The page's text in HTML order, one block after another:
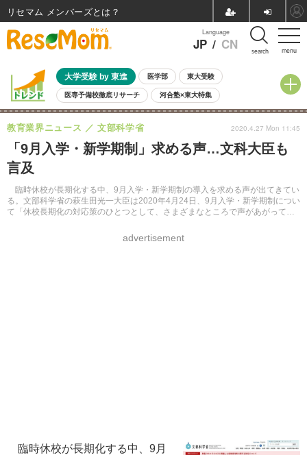
menu
Language
JP / CN search
大学受験 by 東進 医学部 東大受験
医専予備校徹底リサーチ 河合塾×東大特集
親子で考える大学選び 高校受験 中学受験 小学校受験
共通テスト 夏休み 8月開催学校説明会・相談会
8月開催イベント・WS 全国公立高校 過去問 人気記事
自由研究教材（小学生向け）
「9月入学・新学期制」求める声…文科大臣も
言及
臨時休校が長期化する中、9月入学・新学期制の導入を求める声が出てきてい
る。文部科学省の萩生田光一大臣は2020年4月24日、9月入学・新学期制につい
て「休校長期化の対応策のひとつとして、さまざまなところで声があがってい
教育業界ニュース 文部科学省
advertisement
2020.4.27 Mon 11:45
臨時休校が長期化する中、9月
リセマム メンバーズ